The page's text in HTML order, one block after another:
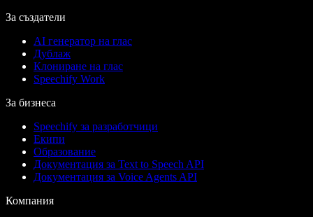
За създатели
AI генератор на глас
Дублаж
Клониране на глас
Speechify Work
За бизнеса
Speechify за разработчици
Екипи
Образование
Документация за Text to Speech API
Документация за Voice Agents API
Компания